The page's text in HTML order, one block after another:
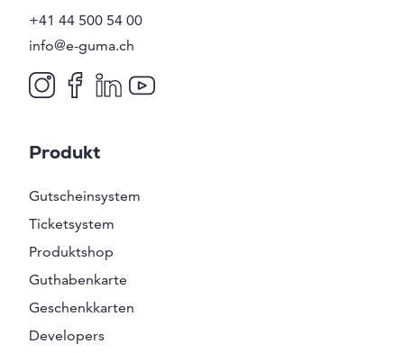
+41 44 500 54 00
info@e-guma.ch
Produkt
Gutscheinsystem
Ticketsystem
Produktshop
Guthabenkarte
Geschenkkarten
Developers